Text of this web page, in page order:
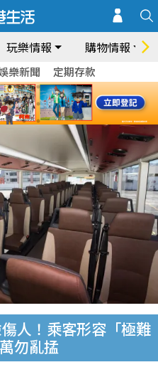
玩樂情報 購物情報
樂新聞 定期存款
人！乘客形容「極難
勿亂掹